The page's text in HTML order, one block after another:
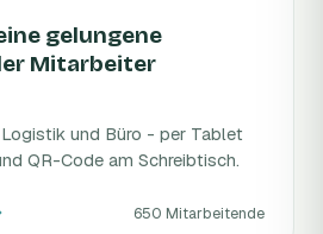
gelungene
Mitarbeiter
und Büro - per Tablet
QR-Code am Schreibtisch.
650 Mitarbeitende